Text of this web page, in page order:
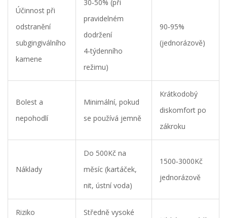
Účinnost při
odstranění
subgingiválního
kamene
30‑50% (při
pravidelném
dodržení
4‑týdenního
režimu)
90‑95%
(jednorázově)
Bolest a
nepohodlí
Minimální, pokud
se používá jemně
Krátkodobý
diskomfort po
zákroku
Náklady
Do 500Kč na
měsíc (kartáček,
nit, ústní voda)
1500‑3000Kč
jednorázově
Riziko
Středně vysoké